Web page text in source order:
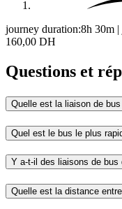
journey duration:8h 30m |
160,00 DH
Questions et
Quelle est la liaison de
Quel est le bus le plus
Y a-t-il des liaisons de bus
Quelle est la distance